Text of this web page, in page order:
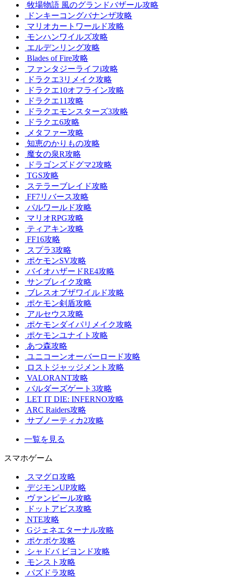
牧場物語 風のグランドバザール攻略
ドンキーコングバナンザ攻略
マリオカートワールド攻略
モンハンワイルズ攻略
エルデンリング攻略
Blades of Fire攻略
ファンタジーライフi攻略
ドラクエ3リメイク攻略
ドラクエ10オフライン攻略
ドラクエ11攻略
ドラクエモンスターズ3攻略
ドラクエ6攻略
メタファー攻略
知恵のかりもの攻略
魔女の泉R攻略
ドラゴンズドグマ2攻略
TGS攻略
ステラーブレイド攻略
FF7リバース攻略
パルワールド攻略
マリオRPG攻略
ティアキン攻略
FF16攻略
スプラ3攻略
ポケモンSV攻略
バイオハザードRE4攻略
サンブレイク攻略
ブレスオブザワイルド攻略
ポケモン剣盾攻略
アルセウス攻略
ポケモンダイパリメイク攻略
ポケモンユナイト攻略
あつ森攻略
ユニコーンオーバーロード攻略
ロストジャッジメント攻略
VALORANT攻略
バルダーズゲート3攻略
LET IT DIE: INFERNO攻略
ARC Raiders攻略
サブノーティカ2攻略
一覧を見る
スマホゲーム
スマグロ攻略
デジモンUP攻略
ヴァンピール攻略
ドットアビス攻略
NTE攻略
Gジェネエターナル攻略
ポケポケ攻略
シャドバ ビヨンド攻略
モンスト攻略
パズドラ攻略